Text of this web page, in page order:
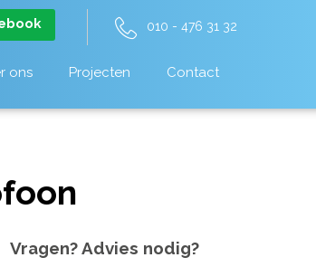
010 - 476 31 32
ons Projecten Contact
Vragen? Advies nodig?